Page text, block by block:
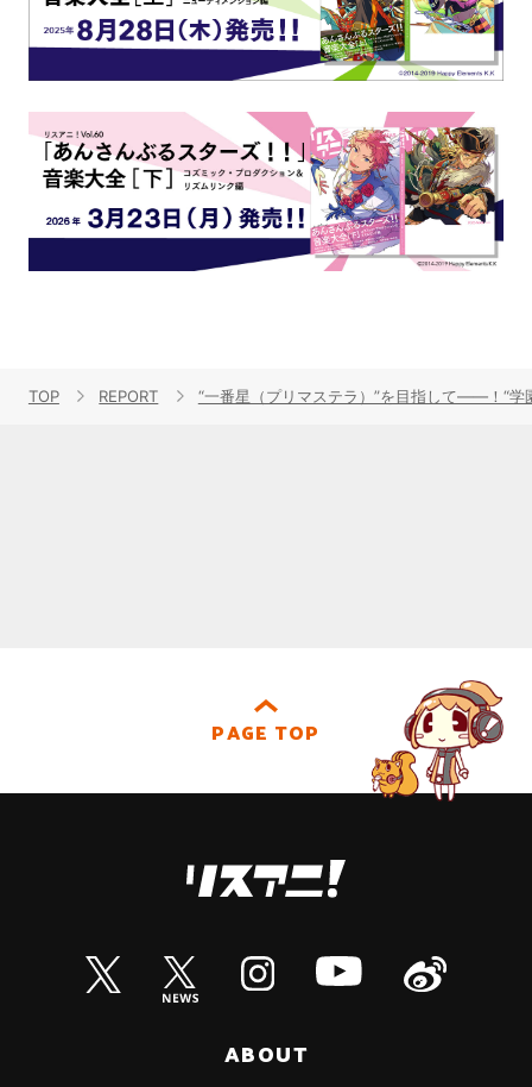
TOP REPORT “一番星（プリマステラ）”を目指して――！“
PAGE TOP
ABOUT